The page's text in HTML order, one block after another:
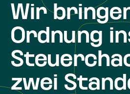
Wir
Ordnung
zwei